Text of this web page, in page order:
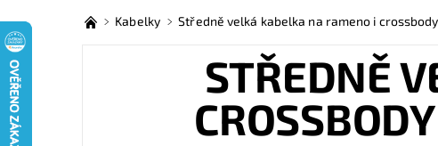
OBCHODNÍ PODMÍNKY
GDPR NAPIŠTE NÁM
Kabelky Středně velká kabelka na rameno i crossbody
STŘEDNĚ